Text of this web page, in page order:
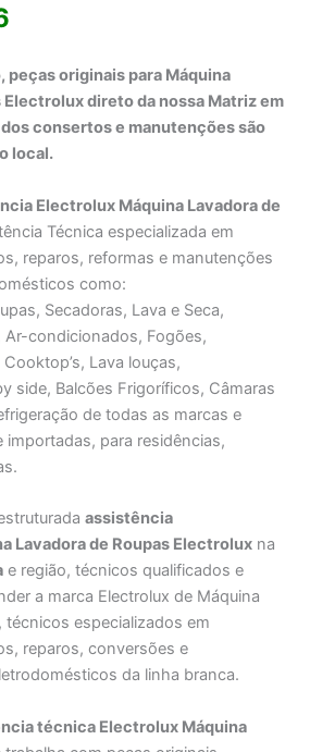
originais para Máquina
Electrolux direto da nossa Matriz em
dos consertos e manutenções são
local.
Electrolux Máquina Lavadora de
Técnica especializada em
reparos, reformas e manutenções
como:
Secadoras, Lava e Seca,
Ar-condicionados, Fogões,
Lava louças,
side, Balcões Frigoríficos, Câmaras
de todas as marcas e
importadas, para residências,
assistência
Lavadora de Roupas Electrolux na
e região, técnicos qualificados e
a marca Electrolux de Máquina
técnicos especializados em
reparos, conversões e
da linha branca.
técnica Electrolux Máquina